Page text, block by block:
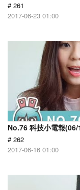
# 261
2017-06-23 01:00
No.76 科技小電報(06/
# 262
2017-06-16 01:00